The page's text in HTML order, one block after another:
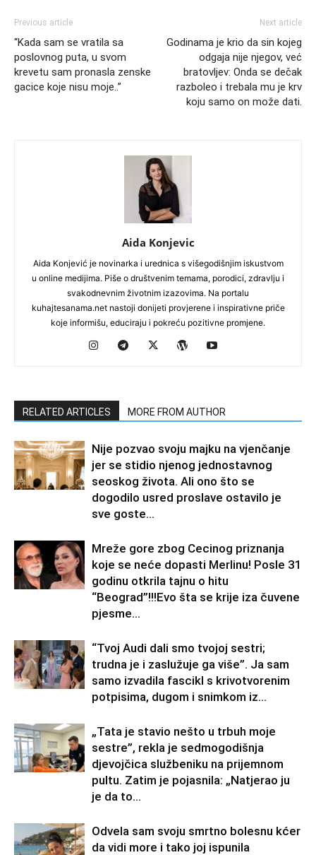
Previous article
“Kada sam se vratila sa
poslovnog puta, u svom
krevetu sam pronasla zenske
gacice koje nisu moje..”
Next article
Godinama je krio da sin kojeg
odgaja nije njegov, već
bratovljev: Onda se dečak
razboleo i trebala mu je krv
koju samo on može dati.
Aida Konjevic
Aida Konjević je novinarka i urednica s višegodišnjim iskustvom
u online medijima. Piše o društvenim temama, porodici, zdravlju i
svakodnevnim životnim izazovima. Na portalu
kuhajtesanama.net nastoji donijeti provjerene i inspirativne priče
koje informišu, educiraju i pokreću pozitivne promjene.
RELATED ARTICLES MORE FROM AUTHOR
Nije pozvao svoju majku na vjenčanje
jer se stidio njenog jednostavnog
seoskog života. Ali ono što se
dogodilo usred proslave ostavilo je
sve goste...
Mreže gore zbog Cecinog priznanja
koje se neće dopasti Merlinu! Posle 31
godinu otkrila tajnu o hitu
“Beograd”!!!Evo šta se krije iza čuvene
pjesme...
“Tvoj Audi dali smo tvojoj sestri;
trudna je i zaslužuje ga više”. Ja sam
samo izvadila fascikl s krivotvorenim
potpisima, dugom i snimkom iz...
„Tata je stavio nešto u trbuh moje
sestre”, rekla je sedmogodišnja
djevojčica službeniku na prijemnom
pultu. Zatim je pojasnila: „Natjerao ju
je da to...
Odvela sam svoju smrtno bolesnu kćer
da vidi more i tako joj ispunila